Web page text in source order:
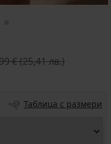
€(25,41 лв.)
Таблица с размери